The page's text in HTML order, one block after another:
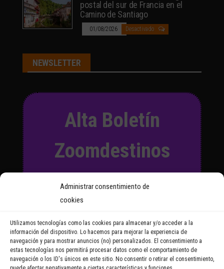
Administrar consentimiento de
cookies
Utilizamos tecnologías como las cookies para almacenar y/o acceder a la
información del dispositivo. Lo hacemos para mejorar la experiencia de
navegación y para mostrar anuncios (no) personalizados. El consentimiento a
estas tecnologías nos permitirá procesar datos como el comportamiento de
navegación o los ID's únicos en este sitio. No consentir o retirar el consentimiento,
postal del sur de Francia en el
Camino de Santiago
01/08/2026 Desactivado
NEWSLETTER
Alta Boletín
Zoomdestinos
y recibirás regularmente las
noticias y reportajes que
Email Address